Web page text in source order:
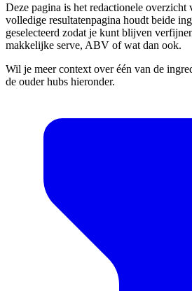
Deze pagina is het redactionele
volledige resultatenpagina houdt beide
geselecteerd zodat je kunt blijven
makkelijke serve, ABV of wat dan ook.
Wil je meer context over één van de
de ouder hubs hieronder.